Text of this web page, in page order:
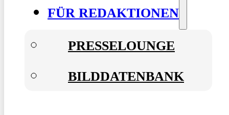
FÜR REDAKTIONEN
PRESSELOUNGE
BILDDATENBANK